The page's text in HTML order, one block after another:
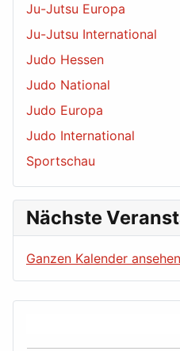
Ju-Jutsu Europa
Ju-Jutsu International
Judo Hessen
Judo National
Judo Europa
Judo International
Sportschau
Nächste
Ganzen Kalender ansehen